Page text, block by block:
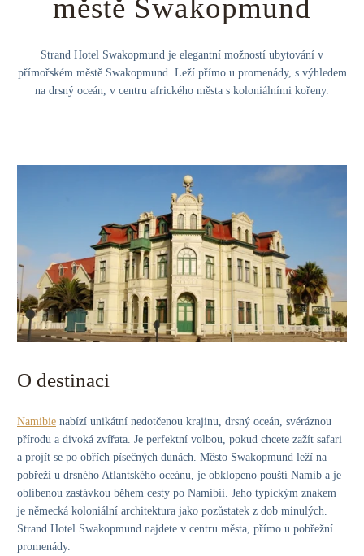
městě Swakopmund
Strand Hotel Swakopmund je elegantní možností ubytování v
přímořském městě Swakopmund. Leží přímo u promenády, s výhledem
na drsný oceán, v centru afrického města s koloniálními kořeny.
O destinaci
Namibie nabízí unikátní nedotčenou krajinu, drsný oceán, svéráznou
přírodu a divoká zvířata. Je perfektní volbou, pokud chcete zažít safari
a projít se po obřích písečných dunách. Město Swakopmund leží na
pobřeží u drsného Atlantského oceánu, je obklopeno pouští Namib a je
oblíbenou zastávkou během cesty po Namibii. Jeho typickým znakem
je německá koloniální architektura jako pozůstatek z dob minulých.
Strand Hotel Swakopmund najdete v centru města, přímo u pobřežní
promenády.